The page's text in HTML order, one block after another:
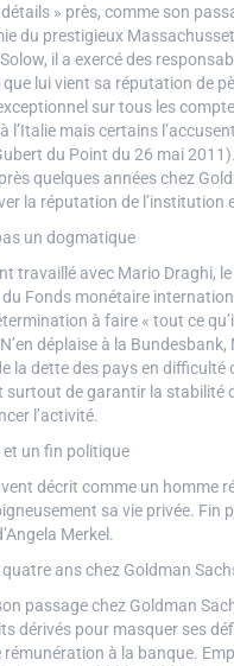
» près, comme son
du prestigieux
il a exercé des
lui vient sa réputation de
sur tous les
l’Italie mais certains
du Point du 26 mai
quelques années chez
la réputation de l’institution
un dogmatique
travaillé avec Mario Draghi,
du Fonds monétaire
à faire « tout ce
déplaise à la
la dette des pays en
surtout de garantir la
l’activité.
un fin politique
décrit comme un homme
sa vie privée. Fin
Merkel.
quatre ans chez Goldman
passage chez Goldman
dérivés pour masquer ses
à la banque.